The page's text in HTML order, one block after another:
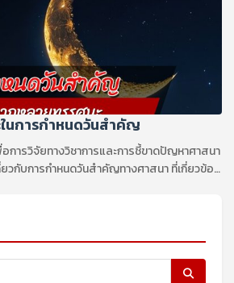
นการกำหนดวันสำคัญ
การวิจัยทางวิชาการและการชี้ขาดปัญหาศาสนา
ยวกับการกำหนดวันสำคัญทางศาสนา ที่เกี่ยวข้อง